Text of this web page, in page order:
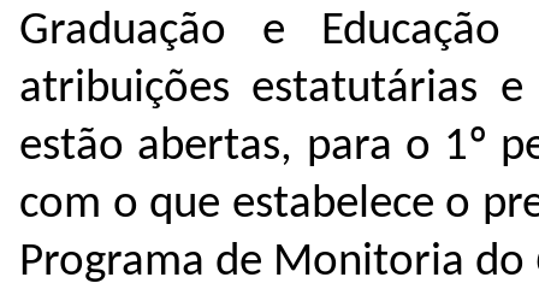
Graduação e
atribuições estatutárias
estão abertas, para o 1º
com o que estabelece o
Programa de Monitoria do